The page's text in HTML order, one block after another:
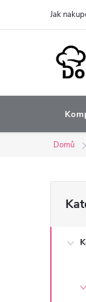
Jak
Domů
o